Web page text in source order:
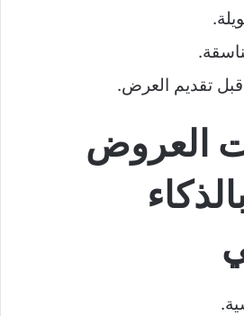
تقديم العرض.
العروض